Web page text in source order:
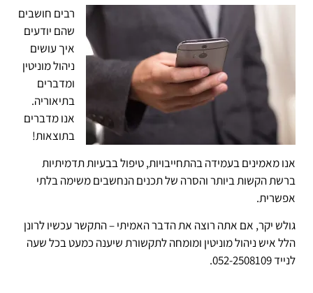
רבים חושבים
שהם יודעים
איך עושים
ניהול מוניטין
ומדברים
בתיאוריה.
אנו מדברים
בתוצאות!
אנו מאמינים בעמידה בהתחייבויות, טיפול בבעיות תדמיתיות
ברשת הקשות ביותר והסרה של תכנים הנחשבים משימה בלתי
אפשרית.
גולש יקר, אם אתה רוצה את הדבר האמיתי – התקשר עכשיו לרונן
הלל איש ניהול מוניטין ומומחה לתקשורת שיענה כמעט בכל שעה
לנייד 052-2508109.